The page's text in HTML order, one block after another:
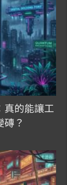
真的能讓工
磚？